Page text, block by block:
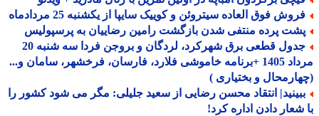
فوق العاده سیتروئن و کوییک سایپا از یکشنبه 25 مردادماه
پرده منتفی شدن بازگشت رامین رضاییان به پرسپولیس
جدول قطعی برق شهرکرد، لردگان و بروجن فردا سه شنبه 20
مرداد 1405 +برنامه خاموشی فلارد، فارسان، فرخشهر، سامان و...
و بختیاری )
انتقاد محسن رضایی از سعید جلیلی: مگر می شود کشور را
دادن اداره کرد!